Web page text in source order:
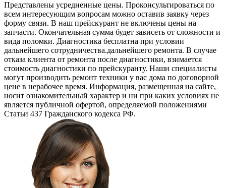
Представлены усредненные цены. Проконсультироваться по
всем интересующим вопросам можно оставив заявку через
форму связи. В наш прейскурант не включены цены на
запчасти. Окончательная сумма будет зависеть от сложности и
вида поломки. Диагностика бесплатна при условии
дальнейшего сотрудничества.дальнейшего ремонта. В случае
отказа клиента от ремонта после диагностики, взимается
стоимость диагностики по прейскуранту. Наши специалисты
могут производить ремонт техники у вас дома по договорной
цене в нерабочее время. Информация, размещенная на сайте,
носит ознакомительный характер и ни при каких условиях не
является публичной офертой, определяемой положениями
Статьи 437 Гражданского кодекса РФ.